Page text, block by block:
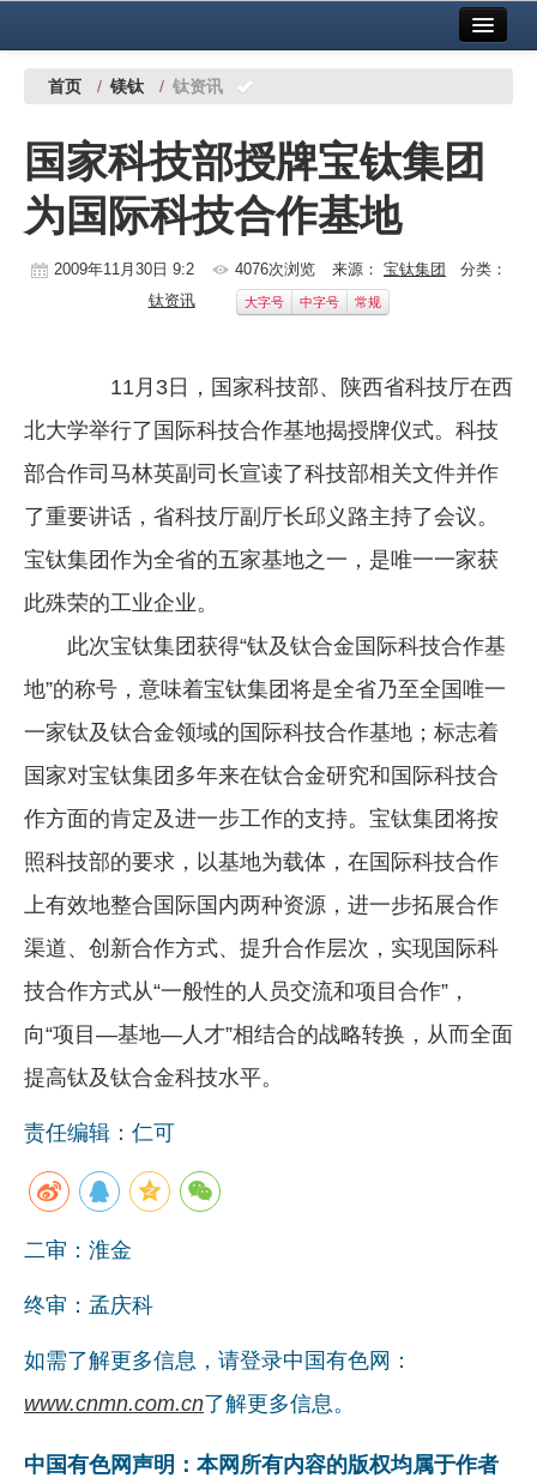
中国有色金属报社主办 广告服务
铜镍铅锌
铝
稀有稀土
镁钛
地矿 建设
党建工作
企业文化
《资源再生》杂志
数字报
首页 / 镁钛 / 钛资讯
国家科技部授牌宝钛集团
为国际科技合作基地
2009年11月30日 9:2 4076次浏览 来源： 宝钛集团
分类：
钛资讯
大字号 中字号 常规
11月3日，国家科技部、陕西省科技厅在西
北大学举行了国际科技合作基地揭授牌仪式。科技
部合作司马林英副司长宣读了科技部相关文件并作
了重要讲话，省科技厅副厅长邱义路主持了会议。
宝钛集团作为全省的五家基地之一，是唯一一家获
此殊荣的工业企业。
此次宝钛集团获得“钛及钛合金国际科技合作基
地”的称号，意味着宝钛集团将是全省乃至全国唯一
一家钛及钛合金领域的国际科技合作基地；标志着
国家对宝钛集团多年来在钛合金研究和国际科技合
作方面的肯定及进一步工作的支持。宝钛集团将按
照科技部的要求，以基地为载体，在国际科技合作
上有效地整合国际国内两种资源，进一步拓展合作
渠道、创新合作方式、提升合作层次，实现国际科
技合作方式从“一般性的人员交流和项目合作”，
向“项目—基地—人才”相结合的战略转换，从而全面
提高钛及钛合金科技水平。
责任编辑：仁可
二审：淮金
终审：孟庆科
如需了解更多信息，请登录中国有色网：
www.cnmn.com.cn了解更多信息。
中国有色网声明：本网所有内容的版权均属于作者